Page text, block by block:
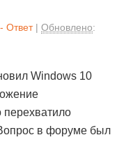
Ответ Обновлено:
Windows 10
перехватило
в форуме был